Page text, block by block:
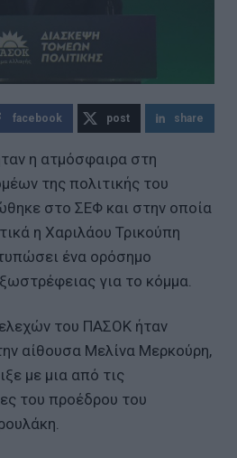
facebook post share
η ατμόσφαιρα στη
της πολιτικής του
στο ΣΕΦ και στην οποία
η Χαριλάου Τρικούπη
ένα ορόσημο
για το κόμμα.
του ΠΑΣΟΚ ήταν
αίθουσα Μελίνα Μερκούρη,
με μια από τις
του προέδρου του